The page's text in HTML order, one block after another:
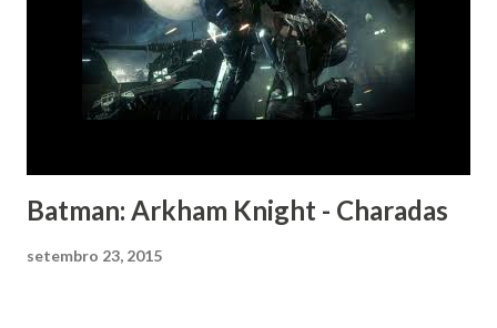
Batman: Arkham Knight - Charadas
setembro 23, 2015